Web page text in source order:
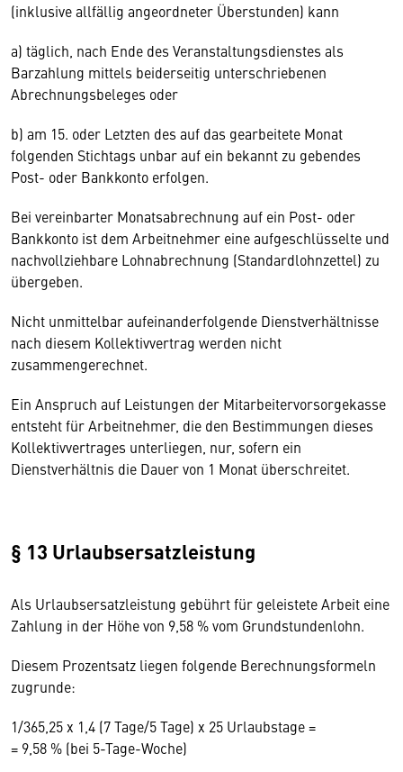
(inklusive allfällig angeordneter Überstunden) kann
a) täglich, nach Ende des Veranstaltungsdienstes als
Barzahlung mittels beiderseitig unterschriebenen
Abrechnungsbeleges oder
b) am 15. oder Letzten des auf das gearbeitete Monat
folgenden Stichtags unbar auf ein bekannt zu gebendes
Post- oder Bankkonto erfolgen.
Bei vereinbarter Monatsabrechnung auf ein Post- oder
Bankkonto ist dem Arbeitnehmer eine aufgeschlüsselte und
nachvollziehbare Lohnabrechnung (Standardlohnzettel) zu
übergeben.
Nicht unmittelbar aufeinanderfolgende Dienstverhältnisse
nach diesem Kollektivvertrag werden nicht
zusammengerechnet.
Ein Anspruch auf Leistungen der Mitarbeitervorsorgekasse
entsteht für Arbeitnehmer, die den Bestimmungen dieses
Kollektivvertrages unterliegen, nur, sofern ein
Dienstverhältnis die Dauer von 1 Monat überschreitet.
§ 13 Urlaubsersatzleistung
Als Urlaubsersatzleistung gebührt für geleistete Arbeit eine
Zahlung in der Höhe von 9,58 % vom Grundstundenlohn.
Diesem Prozentsatz liegen folgende Berechnungsformeln
zugrunde:
1/365,25 x 1,4 (7 Tage/5 Tage) x 25 Urlaubstage =
= 9,58 % (bei 5-Tage-Woche)